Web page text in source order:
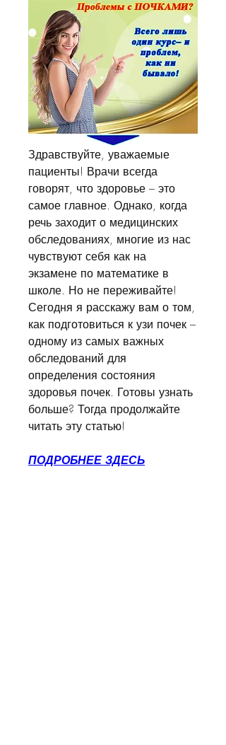
Здравствуйте, уважаемые
пациенты! Врачи всегда
говорят, что здоровье – это
самое главное. Однако, когда
речь заходит о медицинских
обследованиях, многие из нас
чувствуют себя как на
экзамене по математике в
школе. Но не переживайте!
Сегодня я расскажу вам о том,
как подготовиться к узи почек –
одному из самых важных
обследований для
определения состояния
здоровья почек. Готовы узнать
больше? Тогда продолжайте
читать эту статью!
ПОДРОБНЕЕ ЗДЕСЬ